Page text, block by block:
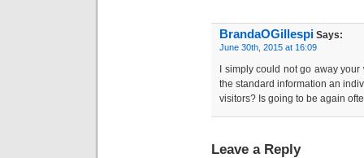
BrandaOGillespi Says:
June 30th, 2015 at 16:09
I simply could not go away
the standard information an
visitors? Is going to be again
Leave a Reply